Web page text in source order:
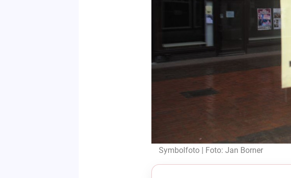
Symbolfoto | Foto: Jan Borner